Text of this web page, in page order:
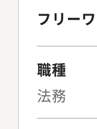
フリー
職種
法務